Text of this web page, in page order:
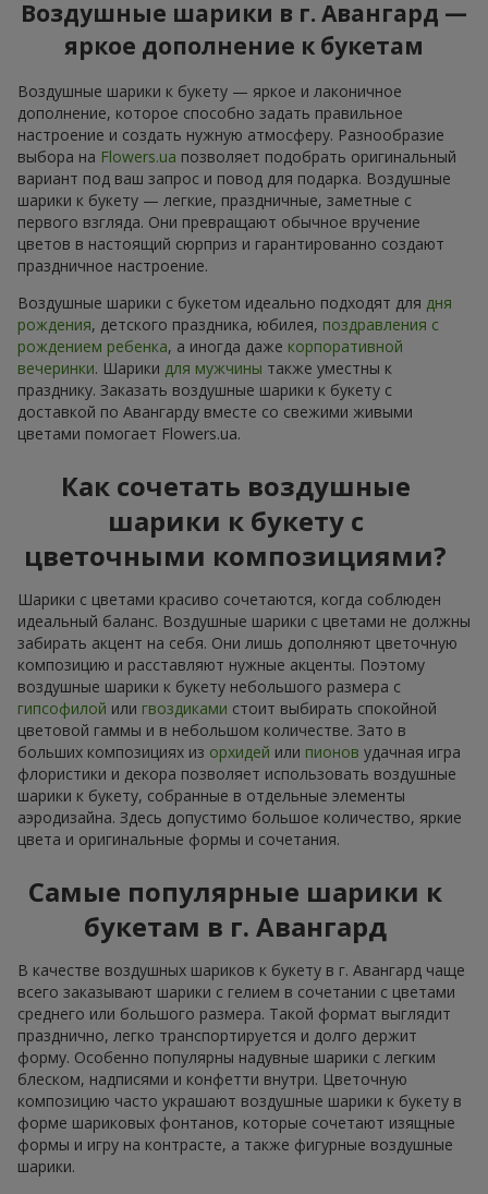
Воздушные шарики в г. Авангард —
яркое дополнение к букетам
Воздушные шарики к букету — яркое и лаконичное
дополнение, которое способно задать правильное
настроение и создать нужную атмосферу. Разнообразие
выбора на Flowers.ua позволяет подобрать оригинальный
вариант под ваш запрос и повод для подарка. Воздушные
шарики к букету — легкие, праздничные, заметные с
первого взгляда. Они превращают обычное вручение
цветов в настоящий сюрприз и гарантированно создают
праздничное настроение.
Воздушные шарики с букетом идеально подходят для дня
рождения, детского праздника, юбилея, поздравления с
рождением ребенка, а иногда даже корпоративной
вечеринки. Шарики для мужчины также уместны к
празднику. Заказать воздушные шарики к букету с
доставкой по Авангарду вместе со свежими живыми
цветами помогает Flowers.ua.
Как сочетать воздушные
шарики к букету с
цветочными композициями?
Шарики с цветами красиво сочетаются, когда соблюден
идеальный баланс. Воздушные шарики с цветами не должны
забирать акцент на себя. Они лишь дополняют цветочную
композицию и расставляют нужные акценты. Поэтому
воздушные шарики к букету небольшого размера с
гипсофилой или гвоздиками стоит выбирать спокойной
цветовой гаммы и в небольшом количестве. Зато в
больших композициях из орхидей или пионов удачная игра
флористики и декора позволяет использовать воздушные
шарики к букету, собранные в отдельные элементы
аэродизайна. Здесь допустимо большое количество, яркие
цвета и оригинальные формы и сочетания.
Самые популярные шарики к
букетам в г. Авангард
В качестве воздушных шариков к букету в г. Авангард чаще
всего заказывают шарики с гелием в сочетании с цветами
среднего или большого размера. Такой формат выглядит
празднично, легко транспортируется и долго держит
форму. Особенно популярны надувные шарики с легким
блеском, надписями и конфетти внутри. Цветочную
композицию часто украшают воздушные шарики к букету в
форме шариковых фонтанов, которые сочетают изящные
формы и игру на контрасте, а также фигурные воздушные
шарики.